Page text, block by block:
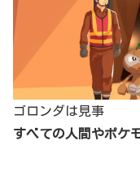
ゴロンダは見事
すべての人間やポケ